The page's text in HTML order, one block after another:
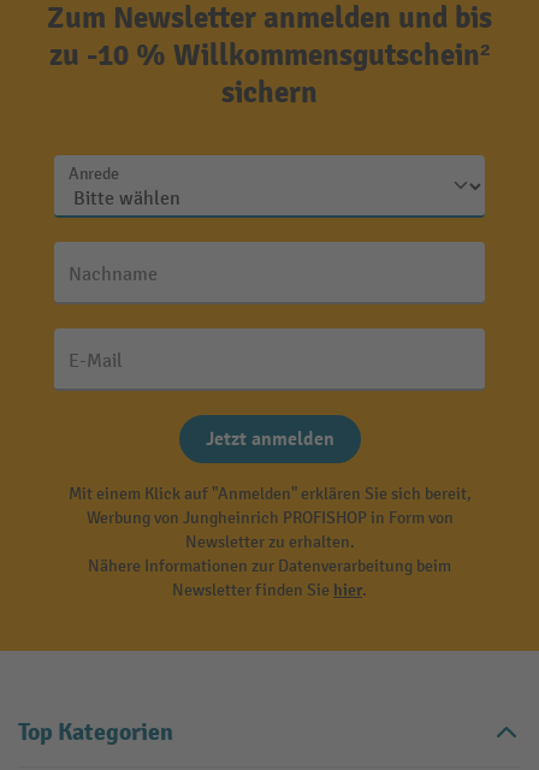
Zum Newsletter anmelden und bis
zu -10 % Willkommensgutschein²
sichern
Anrede
Nachname
E-Mail
Jetzt anmelden
Mit einem Klick auf "Anmelden" erklären Sie sich bereit,
Werbung von Jungheinrich PROFISHOP in Form von
Newsletter zu erhalten.
Nähere Informationen zur Datenverarbeitung beim
Newsletter finden Sie hier.
Top Kategorien